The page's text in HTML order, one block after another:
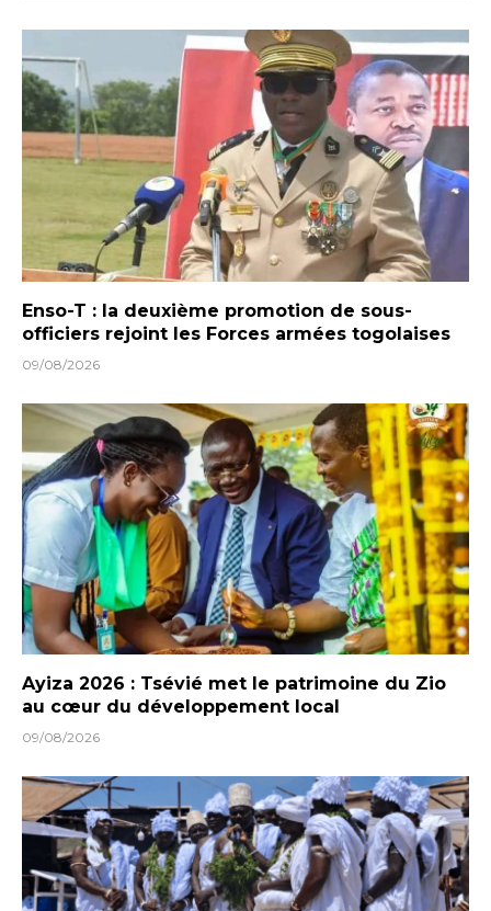
Enso-T : la deuxième promotion de sous-
officiers rejoint les Forces armées togolaises
09/08/2026
Ayiza 2026 : Tsévié met le patrimoine du Zio
au cœur du développement local
09/08/2026